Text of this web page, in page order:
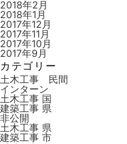
2018年2月
2018年1月
2017年12月
2017年11月
2017年10月
2017年9月
カテゴリー
土木工事 民間
インターン
土木工事 国
建築工事 県
非公開
土木工事 県
建築工事 市